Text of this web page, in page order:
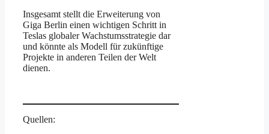
Insgesamt stellt die Erweiterung von
Giga Berlin einen wichtigen Schritt in
Teslas globaler Wachstumsstrategie dar
und könnte als Modell für zukünftige
Projekte in anderen Teilen der Welt
dienen.
Quellen: